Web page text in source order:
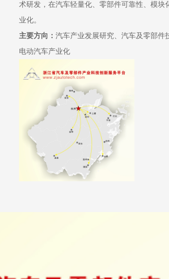
术研发，在汽车轻量化、零部件可靠性、模
业化。
主要方向： 汽车产业发展研究、汽车及零部件
电动汽车产业化